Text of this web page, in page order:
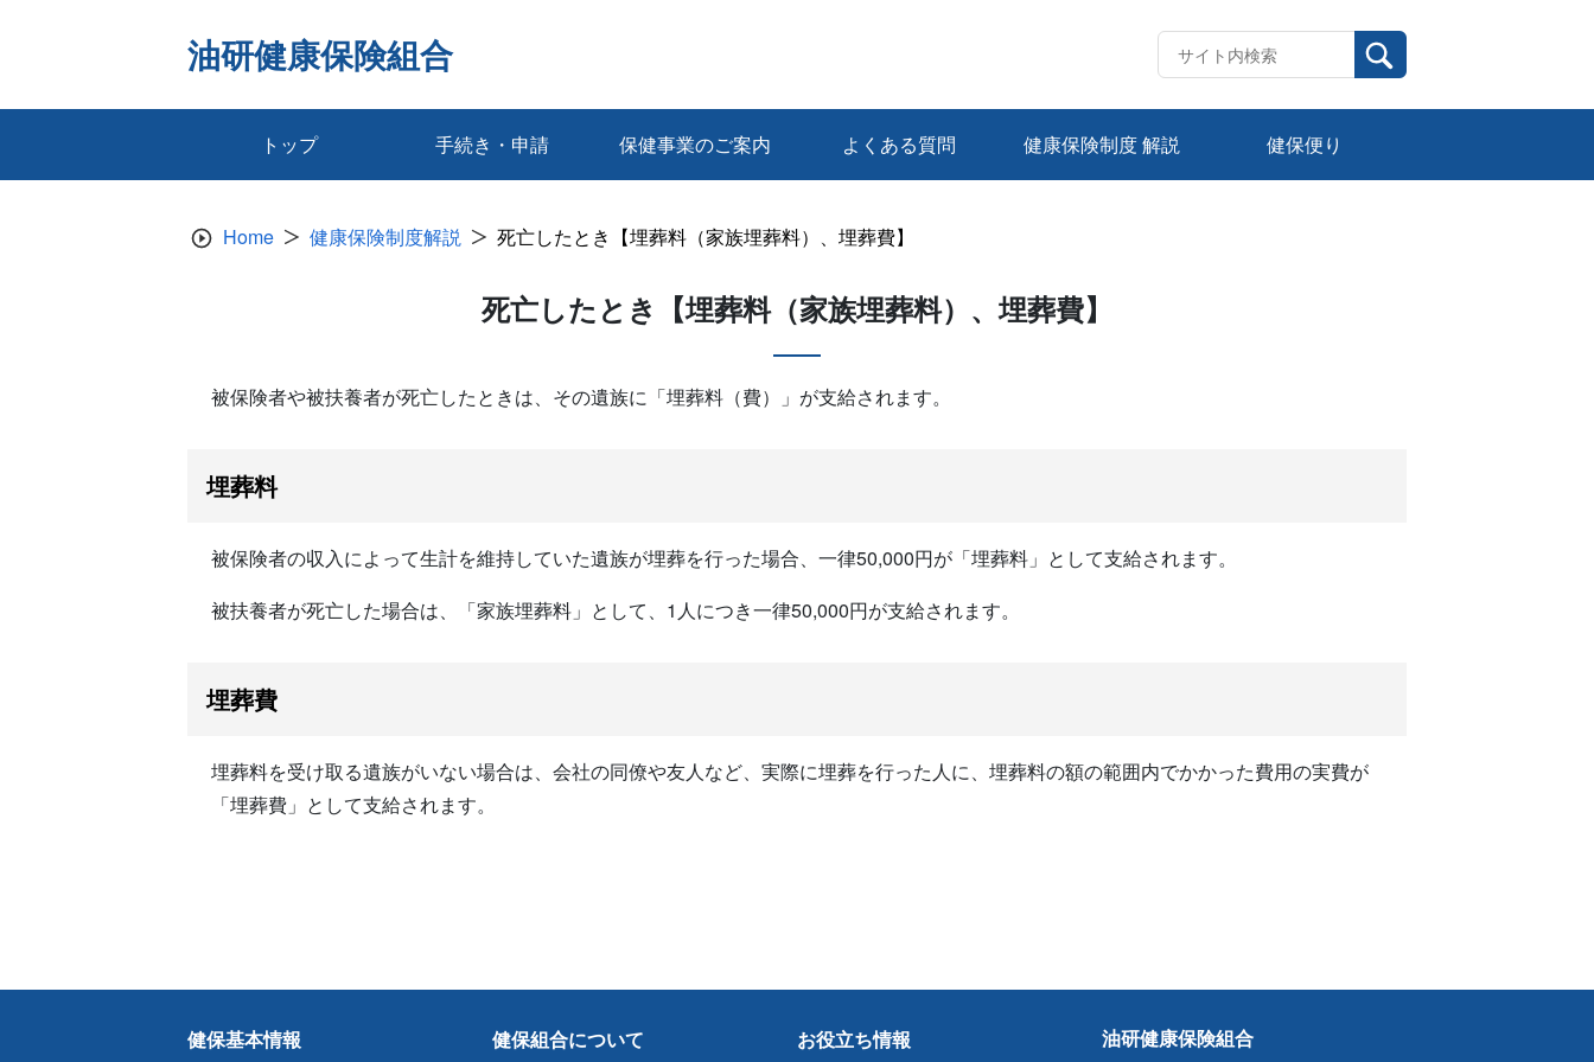
油研健康保険組合
トップ 手続き・申請 保健事業のご案内 よくある質問 健康保険制度 解説 健保便り
Home 健康保険制度解説 死亡したとき【埋葬料（家族埋葬料）、埋葬費】
死亡したとき【埋葬料（家族埋葬料）、埋葬費】
被保険者や被扶養者が死亡したときは、その遺族に「埋葬料（費）」が支給されます。
埋葬料
被保険者の収入によって生計を維持していた遺族が埋葬を行った場合、一律50,000円が「埋葬料」として支給されます。
被扶養者が死亡した場合は、「家族埋葬料」として、1人につき一律50,000円が支給されます。
埋葬費
埋葬料を受け取る遺族がいない場合は、会社の同僚や友人など、実際に埋葬を行った人に、埋葬料の額の範囲内でかかった費用の実費が
「埋葬費」として支給されます。
健保基本情報 健保組合について お役立ち情報 油研健康保険組合